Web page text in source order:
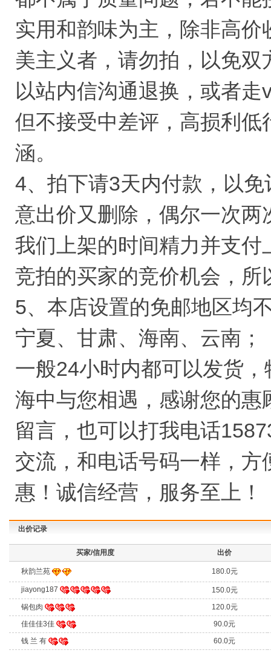
实用和韵味为主，除非高
美主义者，请勿拍，以免
以站内信沟通退换，或者
但不接受中差评，高损利
涵。
4、拍下请3天内付款，以
意出价又删除，偶尔一次
我们上架的时间精力并支
竞拍的买家的竞价机会，
5、本店设置的免邮地区均
宁夏、甘肃、海南、云南；
一般24小时内都可以发货
海中与您相遇，感谢您的
留言，也可以打我电话
交流，和电话号码一样，
惠！诚信经营，服务至上
出价记录
买家/信用度 出价
秋韵兰苑 180.0元
jiayong187
150.0元
锅包肉
120.0元
佳佳佳3佳
90.0元
钱 兰 有
60.0元